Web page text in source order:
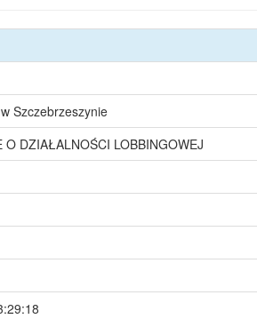
Szczebrzeszynie
O DZIAŁALNOŚCI LOBBINGOWEJ